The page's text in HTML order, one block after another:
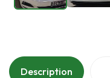
Description